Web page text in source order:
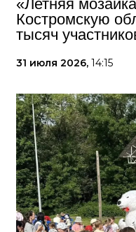
«Летняя
Костромскую
тысяч
31 июля 2026, 14:15